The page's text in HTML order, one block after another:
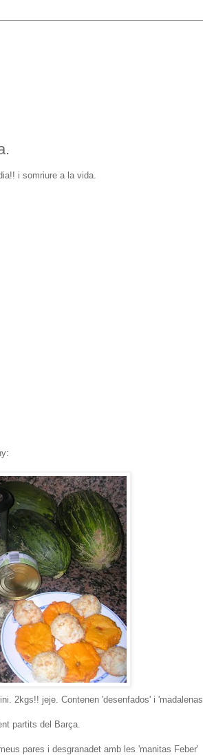
i somriure a la vida.
2kgs!! jeje. Contenen 'desenfados' i 'madalenas
partits del Barça.
pares i desgranadet amb les 'manitas Feber'